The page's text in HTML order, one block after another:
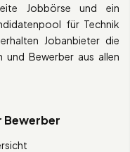
Jobbörse und ein
für Technik
Jobanbieter die
und Bewerber aus allen
Bewerber